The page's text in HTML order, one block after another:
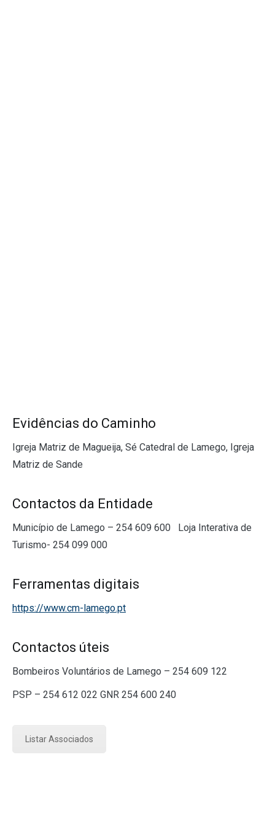
Evidências do Caminho
Igreja Matriz de Magueija, Sé Catedral de Lamego, Igreja
Matriz de Sande
Contactos da Entidade
Município de Lamego – 254 609 600 Loja Interativa de
Turismo- 254 099 000
Ferramentas digitais
https://www.cm-lamego.pt
Contactos úteis
Bombeiros Voluntários de Lamego – 254 609 122
PSP – 254 612 022 GNR 254 600 240
Listar Associados